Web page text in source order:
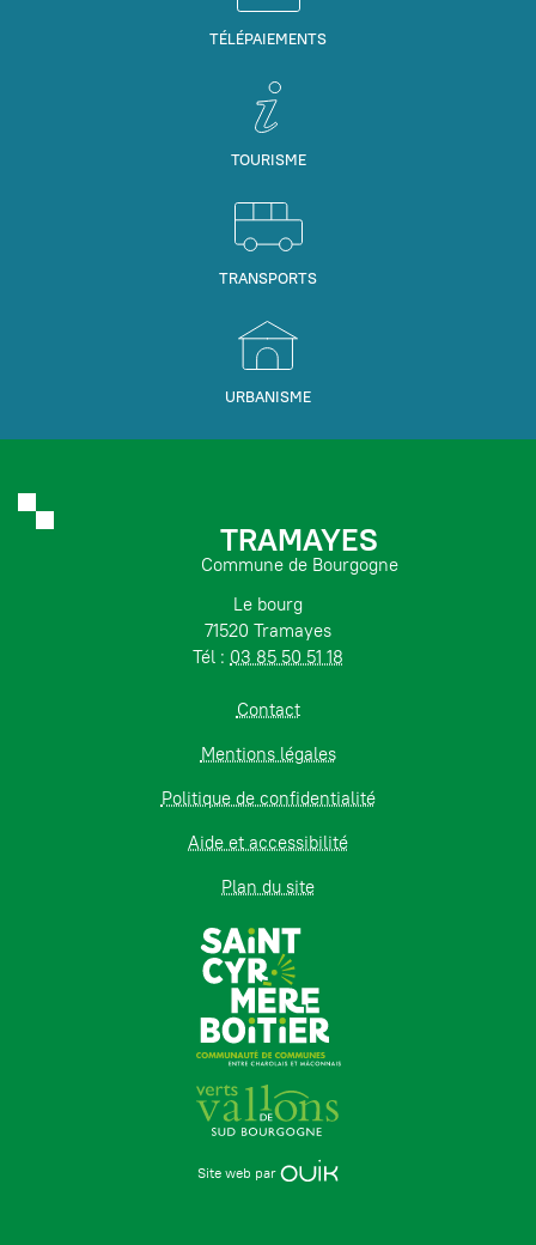
TÉLÉPAIEMENTS
TOURISME
TRANSPORTS
URBANISME
TRAMAYES
Commune de Bourgogne
Le bourg
71520 Tramayes
Tél : 03 85 50 51 18
Contact
Mentions légales
Politique de confidentialité
Aide et accessibilité
Plan du site
Site web par